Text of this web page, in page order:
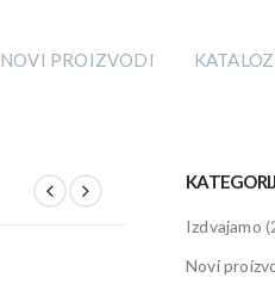
NOVI PROIZVODI
Izdvajamo
Novi